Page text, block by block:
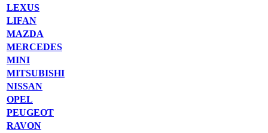
LEXUS
LIFAN
MAZDA
MERCEDES
MINI
MITSUBISHI
NISSAN
OPEL
PEUGEOT
RAVON